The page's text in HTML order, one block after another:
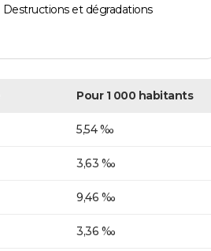
Destructions et dégradations
Pour 1 000 habitants
5,54 ‰
3,63 ‰
9,46 ‰
3,36 ‰